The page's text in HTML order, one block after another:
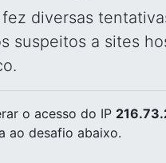
fez diversas
suspeitos a sites
o acesso do IP
ao desafio abaixo.